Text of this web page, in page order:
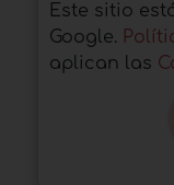
Este sitio
Google.
aplican las